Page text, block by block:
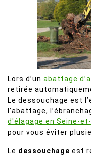
Lors d’un abattage
retirée
Le dessouchage est
l’abattage,
d'élagage en Seine-
pour vous éviter
Le dessouchage est